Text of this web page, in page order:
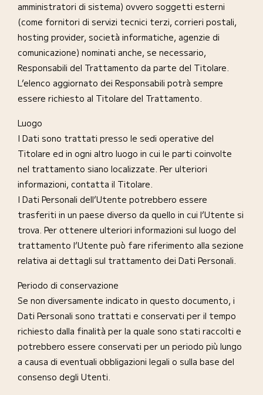
amministratori di sistema) ovvero soggetti esterni
(come fornitori di servizi tecnici terzi, corrieri postali,
hosting provider, società informatiche, agenzie di
comunicazione) nominati anche, se necessario,
Responsabili del Trattamento da parte del Titolare.
L’elenco aggiornato dei Responsabili potrà sempre
essere richiesto al Titolare del Trattamento.
Luogo
I Dati sono trattati presso le sedi operative del
Titolare ed in ogni altro luogo in cui le parti coinvolte
nel trattamento siano localizzate. Per ulteriori
informazioni, contatta il Titolare.
I Dati Personali dell’Utente potrebbero essere
trasferiti in un paese diverso da quello in cui l’Utente si
trova. Per ottenere ulteriori informazioni sul luogo del
trattamento l’Utente può fare riferimento alla sezione
relativa ai dettagli sul trattamento dei Dati Personali.
Periodo di conservazione
Se non diversamente indicato in questo documento, i
Dati Personali sono trattati e conservati per il tempo
richiesto dalla finalità per la quale sono stati raccolti e
potrebbero essere conservati per un periodo più lungo
a causa di eventuali obbligazioni legali o sulla base del
consenso degli Utenti.